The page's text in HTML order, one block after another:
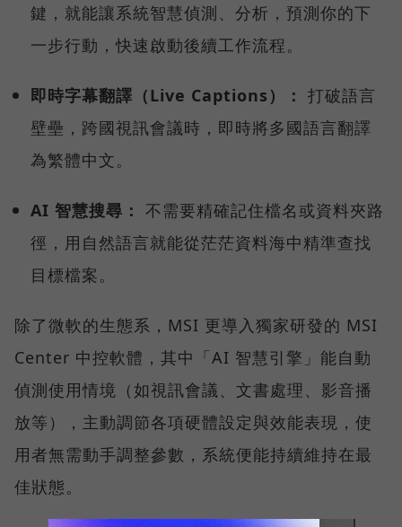
鍵，就能讓系統智慧偵測、分析，預測你的下
一步行動，快速啟動後續工作流程。
即時字幕翻譯（Live Captions）： 打破語言
壁壘，跨國視訊會議時，即時將多國語言翻譯
為繁體中文。
AI 智慧搜尋： 不需要精確記住檔名或資料夾路
徑，用自然語言就能從茫茫資料海中精準查找
目標檔案。
除了微軟的生態系，MSI 更導入獨家研發的 MSI
Center 中控軟體，其中「AI 智慧引擎」能自動
偵測使用情境（如視訊會議、文書處理、影音播
放等），主動調節各項硬體設定與效能表現，使
用者無需動手調整參數，系統便能持續維持在最
佳狀態。